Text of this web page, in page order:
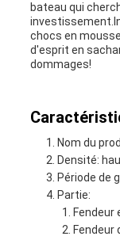
bateau qui
chocs en
d'esprit en
dommages!
Nom du
Densité:
Période de
Partie:
Fendeur
Fendeur